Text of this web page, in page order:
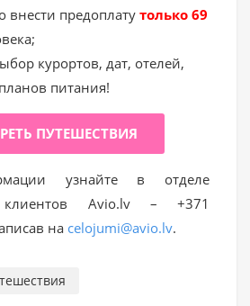
внести предоплату только 69
курортов, дат, отелей,
питания!
ПУТЕШЕСТВИЯ
узнайте в отделе
клиентов Avio.lv – +371
на celojumi@avio.lv.